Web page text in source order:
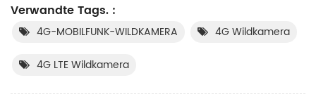
Verwandte Tags. :
4G-MOBILFUNK-WILDKAMERA 4G Wildkamera
4G LTE Wildkamera